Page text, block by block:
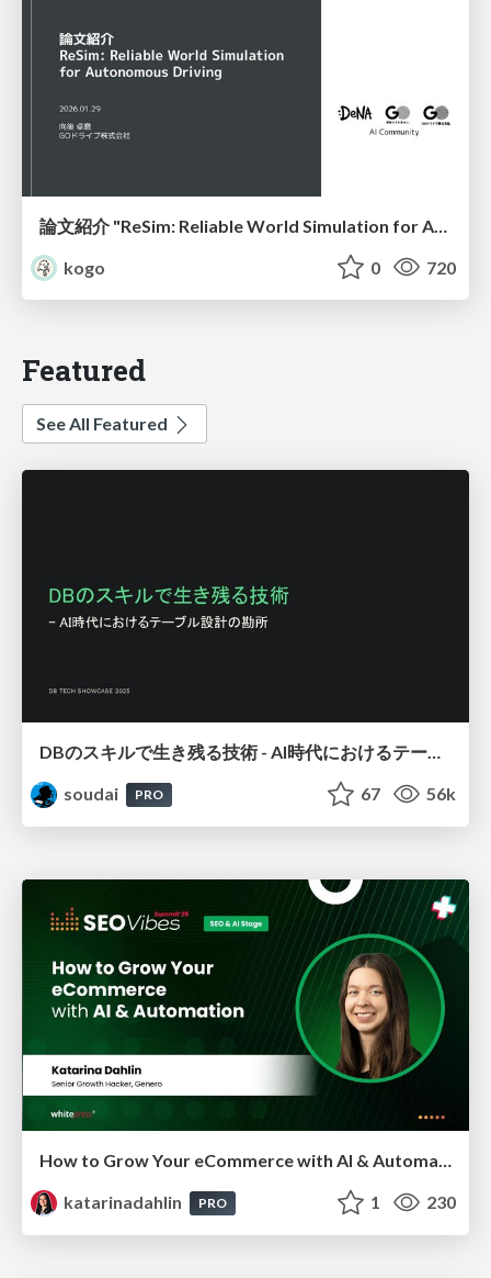
kogo
0 720
Featured
See All Featured
DBのスキルで生き残る技術 - AI時代におけるテーブル設計の勘所
soudai
PRO 67 56k
How to Grow Your eCommerce with AI & Automation
katarinadahlin
PRO 1 230